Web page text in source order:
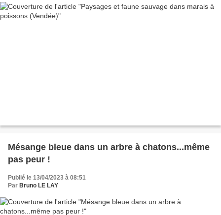
Mésange bleue dans un arbre à chatons...même
pas peur !
Publié le 13/04/2023 à 08:51
Par Bruno LE LAY